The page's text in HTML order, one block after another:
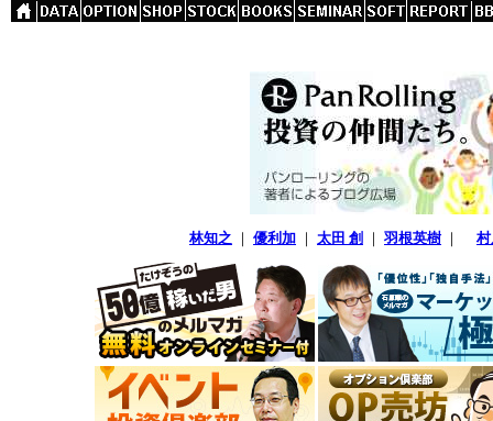
林知之 ｜ 優利加 ｜ 太田 創 ｜ 羽根英樹 ｜